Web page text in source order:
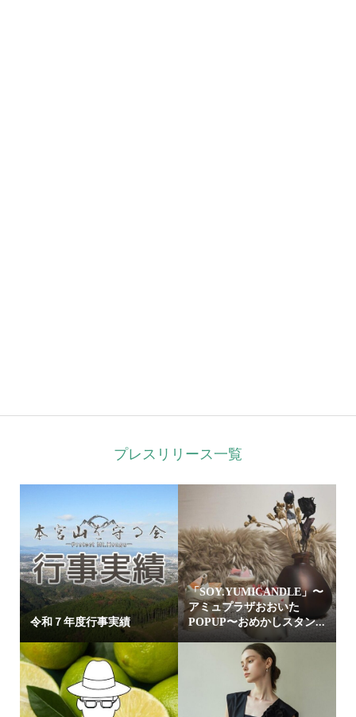
プレスリリース一覧
令和７年度行事実績
「SOY.YUMICANDLE」〜
アミュプラザおおいた
POPUP〜おめかしスタン...